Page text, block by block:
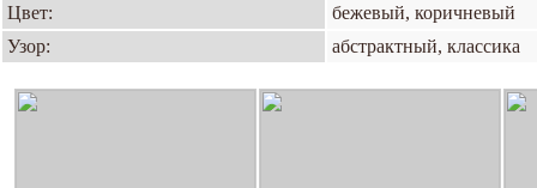
Цвет:
бежевый, коричневый
Узор:
абстрактный, классика